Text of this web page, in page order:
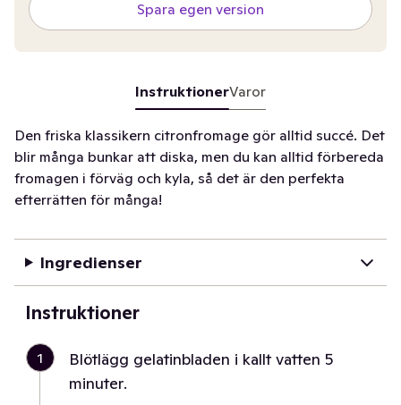
Spara egen version
InstruktionerVaror
Den friska klassikern citronfromage gör alltid succé. Det
blir många bunkar att diska, men du kan alltid förbereda
fromagen i förväg och kyla, så det är den perfekta
efterrätten för många!
Ingredienser
Instruktioner
1
Blötlägg gelatinbladen i kallt vatten 5
minuter.